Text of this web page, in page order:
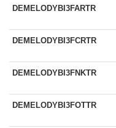
DEMELODYBI3FARTR
DEMELODYBI3FCRTR
DEMELODYBI3FNKTR
DEMELODYBI3FOTTR